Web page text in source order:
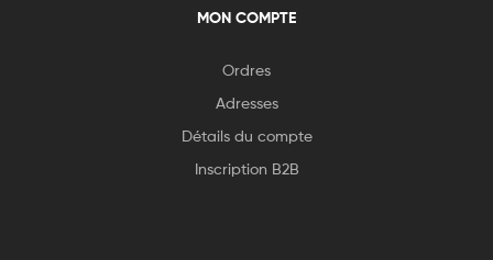
MON COMPTE
Ordres
Adresses
Détails du compte
Inscription B2B